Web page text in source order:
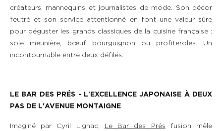
CHAMBRES ET SUITES
RESTAURANT & BAR
ÉVÈNEMENTS & GROUPES
OFFRES & COFFRETS CADEAUX
créateurs, mannequins et journalistes de mode. Son décor
feutré et son service attentionné en font une valeur sûre
pour déguster les grands classiques de la cuisine française :
sole meunière, bœuf bourguignon ou profiteroles. Un
incontournable entre deux défilés.
LE BAR DES PRÉS - L'EXCELLENCE JAPONAISE À​ DEUX
PAS DE L'AVENUE MONTAIGNE
Imaginé par Cyril Lignac, Le Bar des Prés fusion mêle